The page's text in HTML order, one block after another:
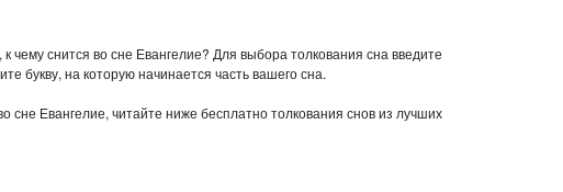
к чему снится во сне Евангелие? Для выбора толкования сна введите
букву, на которую начинается часть вашего сна.
сне Евангелие, читайте ниже бесплатно толкования снов из лучших